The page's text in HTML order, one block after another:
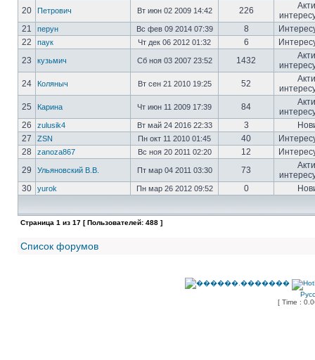
20
Петрович Вт июн 02 2009 14:42 226
21
перун Вс фев 09 2014 07:39 8
22
паук Чт дек 06 2012 01:32 6
23
кузьмич Сб ноя 03 2007 23:52 1432
24
Коляныч Вт сен 21 2010 19:25 52
25
Карина Чт июн 11 2009 17:39 84
26
zulusik4 Вт май 24 2016 22:33 3
27
ZSN Пн окт 11 2010 01:45 40
28
zanoza867 Вс ноя 20 2011 02:20 12
29
Ульяновский В.В. Пт мар 04 2011 03:30 73
30
yurok Пн мар 26 2012 09:52 0
Страница 1 из 17 [ Пользователей: 488 ]
Список форумов
[ Time :